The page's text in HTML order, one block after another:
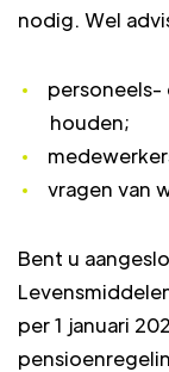
nodig. Wel
personeels-
houden;
vragen van
Bent u
per 1 januari